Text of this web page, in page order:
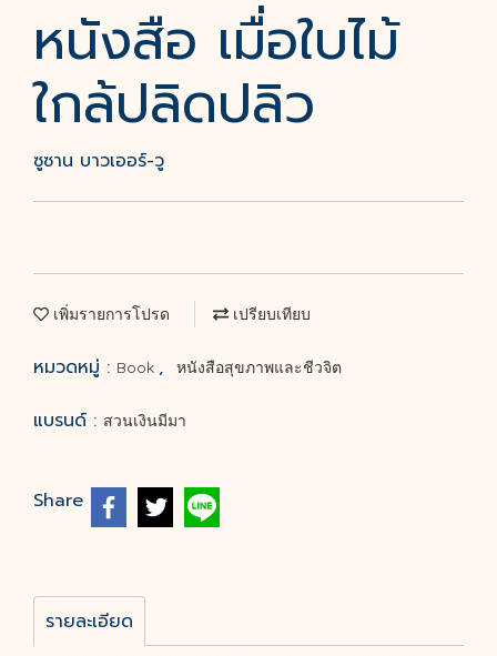
หนังสือ เมื่อใบไม้
ใกล้ปลิดปลิว
ซูซาน บาวเออร์-วู
เพิ่มรายการโปรด เปรียบเทียบ
หมวดหมู่ : Book , หนังสือสุขภาพและชีวจิต
แบรนด์ : สวนเงินมีมา
Share
รายละเอียด